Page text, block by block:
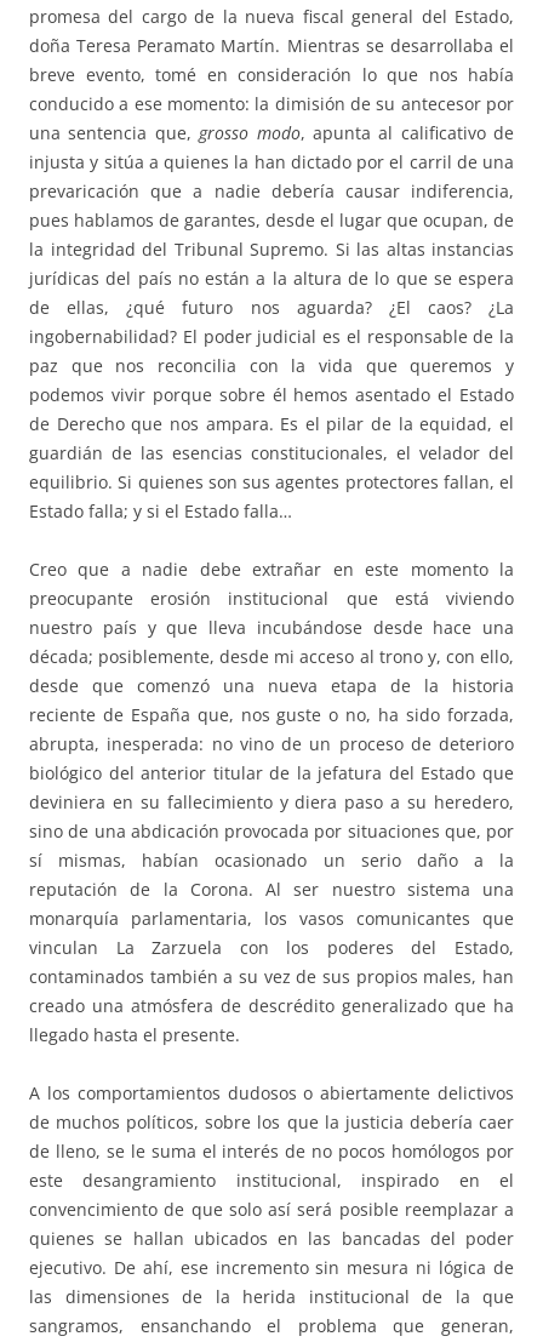
promesa del cargo de la nueva fiscal general del Estado,
doña Teresa Peramato Martín. Mientras se desarrollaba el
breve evento, tomé en consideración lo que nos había
conducido a ese momento: la dimisión de su antecesor por
una sentencia que,grosso modo, apunta al calificativo de
injusta y sitúa a quienes la han dictado por el carril de una
prevaricación que a nadie debería causar indiferencia,
pues hablamos de garantes, desde el lugar que ocupan, de
la integridad del Tribunal Supremo. Si las altas instancias
jurídicas del país no están a la altura de lo que se espera
de ellas, ¿qué futuro nos aguarda? ¿El caos? ¿La
ingobernabilidad? El poder judicial es el responsable de la
paz que nos reconcilia con la vida que queremos y
podemos vivir porque sobre él hemos asentado el Estado
de Derecho que nos ampara. Es el pilar de la equidad, el
guardián de las esencias constitucionales, el velador del
equilibrio. Si quienes son sus agentes protectores fallan, el
Estado falla; y si el Estado falla…
Creo que a nadie debe extrañar en este momento la
preocupante erosión institucional que está viviendo
nuestro país y que lleva incubándose desde hace una
década; posiblemente, desde mi acceso al trono y, con ello,
desde que comenzó una nueva etapa de la historia
reciente de España que, nos guste o no, ha sido forzada,
abrupta, inesperada: no vino de un proceso de deterioro
biológico del anterior titular de la jefatura del Estado que
deviniera en su fallecimiento y diera paso a su heredero,
sino de una abdicación provocada por situaciones que, por
sí mismas, habían ocasionado un serio daño a la
reputación de la Corona. Al ser nuestro sistema una
monarquía parlamentaria, los vasos comunicantes que
vinculan La Zarzuela con los poderes del Estado,
contaminados también a su vez de sus propios males, han
creado una atmósfera de descrédito generalizado que ha
llegado hasta el presente.
A los comportamientos dudosos o abiertamente delictivos
de muchos políticos, sobre los que la justicia debería caer
de lleno, se le suma el interés de no pocos homólogos por
este desangramiento institucional, inspirado en el
convencimiento de que solo así será posible reemplazar a
quienes se hallan ubicados en las bancadas del poder
ejecutivo. De ahí, ese incremento sin mesura ni lógica de
las dimensiones de la herida institucional de la que
sangramos, ensanchando el problema que generan,